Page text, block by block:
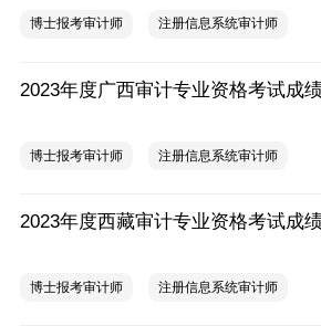
博士报考审计师 注册信息系统审计师
博士报考审计师 注册信息系统审计师
博士报考审计师 注册信息系统审计师